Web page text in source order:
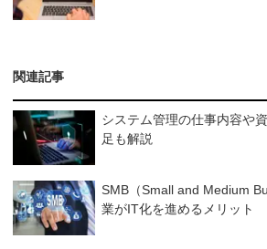
関連記事
システム管理の仕事内容や
足も解説
SMB（Small and Medium
業がIT化を進めるメリット